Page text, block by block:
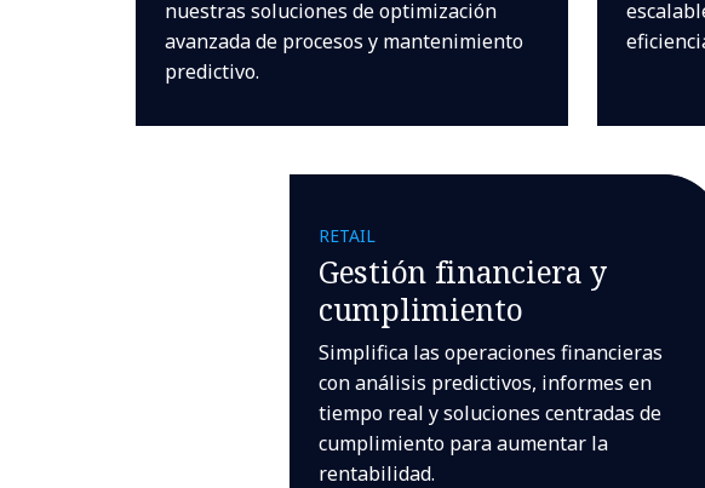
nuestras soluciones de optimización
avanzada de procesos y mantenimiento
predictivo.
RETAIL
Gestión financiera y
cumplimiento
Simplifica las operaciones financieras
con análisis predictivos, informes en
tiempo real y soluciones centradas de
cumplimiento para aumentar la
rentabilidad.